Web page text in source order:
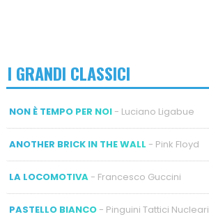
I GRANDI CLASSICI
NON È TEMPO PER NOI- Luciano Ligabue
ANOTHER BRICK IN THE WALL - Pink Floyd
LA LOCOMOTIVA- Francesco Guccini
PASTELLO BIANCO- Pinguini Tattici Nucleari